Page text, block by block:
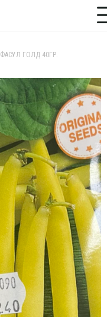
Toggle
ФАСУЛ ГОЛД 40ГР.